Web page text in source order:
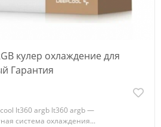
кулер охлаждение для
Гарантия
lt360 argb lt360 argb —
система охлаждения...